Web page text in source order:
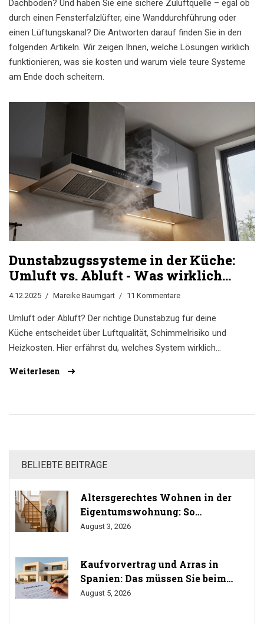
Dachboden? Und haben Sie eine sichere Zuluftquelle – egal ob
durch einen Fensterfalzlüfter, eine Wanddurchführung oder
einen Lüftungskanal? Die Antworten darauf finden Sie in den
folgenden Artikeln. Wir zeigen Ihnen, welche Lösungen wirklich
funktionieren, was sie kosten und warum viele teure Systeme
am Ende doch scheitern.
Dunstabzugssysteme in der Küche:
Umluft vs. Abluft - Was wirklich
besser ist
4.12.2025 Mareike Baumgart 11 Kommentare
Umluft oder Abluft? Der richtige Dunstabzug für deine
Küche entscheidet über Luftqualität, Schimmelrisiko und
Heizkosten. Hier erfährst du, welches System wirklich
Weiterlesen
BELIEBTE BEITRÄGE
Altersgerechtes Wohnen in der
Eigentumswohnung: So
durchsetzen Sie Ihr Umbaurecht
August 3, 2026
Kaufvorvertrag und Arras in
Spanien: Das müssen Sie beim
Immobilienkauf wissen
August 5, 2026